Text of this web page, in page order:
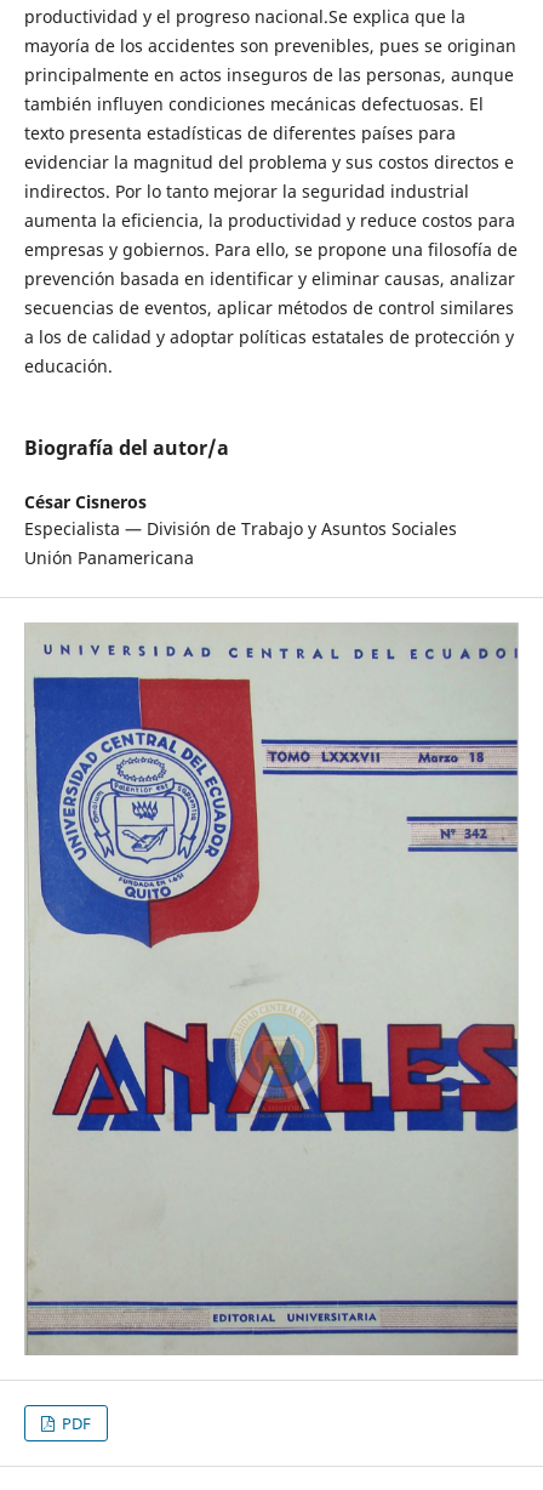
productividad y el progreso nacional.Se explica que la
mayoría de los accidentes son prevenibles, pues se originan
principalmente en actos inseguros de las personas, aunque
también influyen condiciones mecánicas defectuosas. El
texto presenta estadísticas de diferentes países para
evidenciar la magnitud del problema y sus costos directos e
indirectos. Por lo tanto mejorar la seguridad industrial
aumenta la eficiencia, la productividad y reduce costos para
empresas y gobiernos. Para ello, se propone una filosofía de
prevención basada en identificar y eliminar causas, analizar
secuencias de eventos, aplicar métodos de control similares
a los de calidad y adoptar políticas estatales de protección y
educación.
Biografía del autor/a
César Cisneros
Especialista — División de Trabajo y Asuntos Sociales
Unión Panamericana
PDF